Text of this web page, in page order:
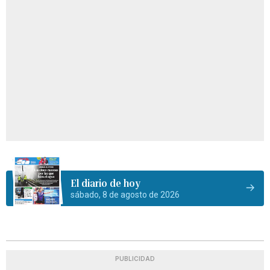
El diario de hoy
sábado, 8 de agosto de 2026
PUBLICIDAD